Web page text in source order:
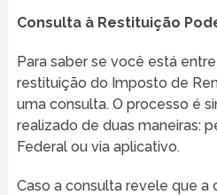
Consulta à Restituição
Para saber se você está
restituição do Imposto de
uma consulta. O processo é
realizado de duas maneiras:
Federal ou via aplicativo.
Caso a consulta revele que a